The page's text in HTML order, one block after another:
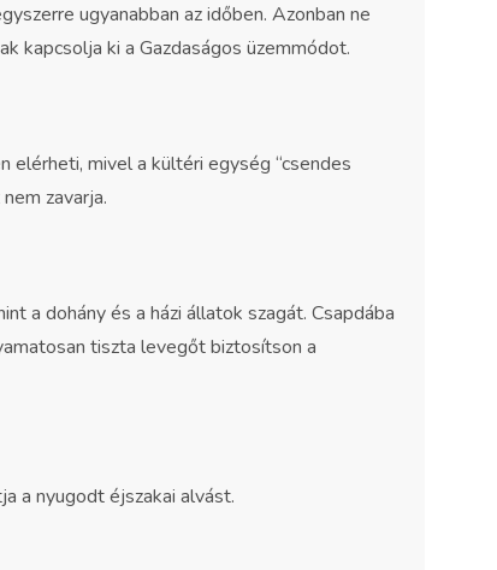
ugyanabban az időben. Azonban ne
kapcsolja ki a Gazdaságos üzemmódot.
elérheti, mivel a kültéri egység “csendes
zavarja.
a dohány és a házi állatok szagát. Csapdába
tiszta levegőt biztosítson a
a nyugodt éjszakai alvást.